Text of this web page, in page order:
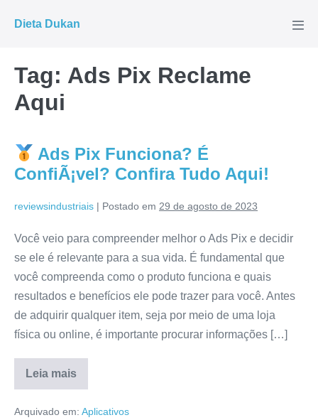
para
conteúdo
Dieta Dukan
Tag: Ads Pix Reclame
Aqui
Ads Pix Funciona? É
ConfiÃ¡vel? Confira Tudo Aqui!
reviewsindustriais | Postado em 29 de agosto de 2023
Você veio para compreender melhor o Ads Pix e decidir
se ele é relevante para a sua vida. É fundamental que
você compreenda como o produto funciona e quais
resultados e benefícios ele pode trazer para você. Antes
de adquirir qualquer item, seja por meio de uma loja
física ou online, é importante procurar informações […]
Leia mais
Ads
Funciona?
Arquivado em: Aplicativos